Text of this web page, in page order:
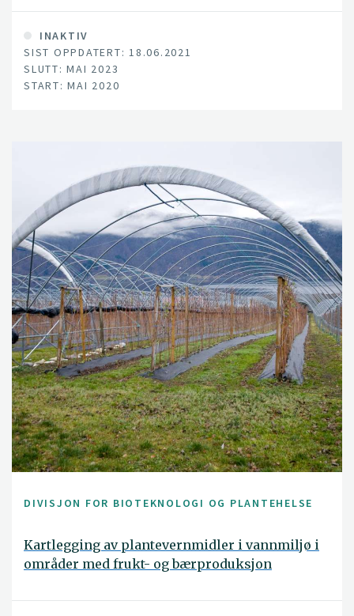
INAKTIV
SIST OPPDATERT: 18.06.2021
SLUTT: MAI 2023
START: MAI 2020
DIVISJON FOR BIOTEKNOLOGI OG PLANTEHELSE
Kartlegging av plantevernmidler i vannmiljø i
områder med frukt- og bærproduksjon